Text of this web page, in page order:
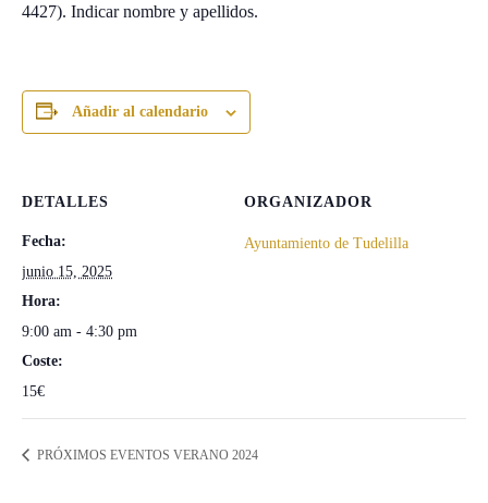
4427). Indicar nombre y apellidos.
Añadir al calendario
DETALLES
Fecha:
junio 15, 2025
Hora:
9:00 am - 4:30 pm
Coste:
15€
ORGANIZADOR
Ayuntamiento de Tudelilla
PRÓXIMOS EVENTOS VERANO 2024